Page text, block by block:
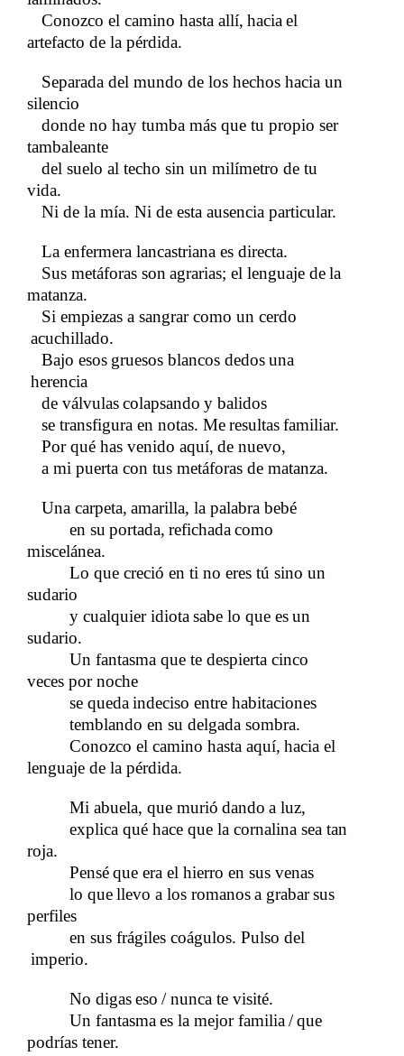
Conozco el camino hasta allí, haciael
artefacto de la pérdida.
Separada del mundo de los hechos hacia un
silencio
donde no hay tumba más que tu propio ser
tambaleante
del suelo al techo sin un milímetro de tu
vida.
Ni de la mía. Ni de esta ausencia particular.
La enfermera lancastriana es directa.
Sus metáforas son agrarias; el lenguaje dela
matanza.
Si empiezas a sangrar como un cerdo
acuchillado.
Bajo esos gruesos blancos dedosuna
herencia
de válvulascolapsando y balidos
se transfigura en notas. Meresultasfamiliar.
Por qué has venido aquí, de nuevo,
a mi puerta con tus metáforas de matanza.
Una carpeta, amarilla, la palabra bebé
en su ​​portada, ​​refichada ​​como
miscelánea.
Lo que creció en ti no eres tú sino un
sudario
y cualquier idiota ​​sabe lo que es ​​un
sudario.
Un fantasma que te despierta cinco
veces por noche
se queda ​​indeciso entre habitaciones
temblando en su delgada sombra.
Conozco el camino hasta aquí, ​​hacia el
lenguaje de la pérdida.
Mi abuela, que murió ​​dando ​​a luz,
explica qué hace que la cornalina sea tan
roja.
Pensé ​​que era el hierro en sus venas
lo que ​​llevo a los romanos ​​a grabar​​sus
perfiles
en sus frágiles coágulos. Pulso del
imperio.
No digas ​​eso ​​/ nunca te visité.
Un fantasma ​​es la mejor familia ​​/​​que
podrías tener.